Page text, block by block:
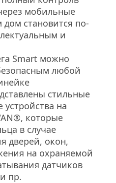
мобильные
становится по-
и
Smart можно
любой
стильные
на
которые
в случае
дверей, окон,
на охраняемой
датчиков
пр.